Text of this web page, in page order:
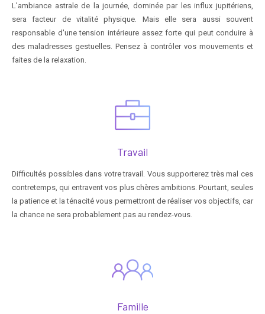
L'ambiance astrale de la journée, dominée par les influx jupitériens,
sera facteur de vitalité physique. Mais elle sera aussi souvent
responsable d'une tension intérieure assez forte qui peut conduire à
des maladresses gestuelles. Pensez à contrôler vos mouvements et
faites de la relaxation.
Travail
Difficultés possibles dans votre travail. Vous supporterez très mal ces
contretemps, qui entravent vos plus chères ambitions. Pourtant, seules
la patience et la ténacité vous permettront de réaliser vos objectifs, car
la chance ne sera probablement pas au rendez-vous.
Famille